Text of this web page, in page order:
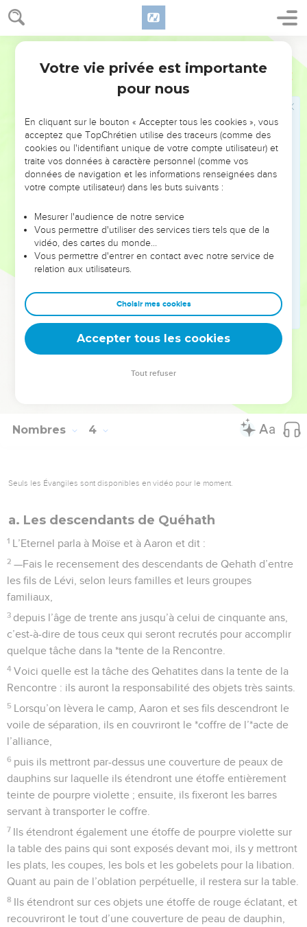
Nombres 3
enregistra les noms était de 22 273.
L’Eternel parla à Moïse et dit :
45
des Israélites, et le bétail des lévites à la place du leur, ainsi
les lévites seront à moi. Je suis l’Eternel.
nombre des lévites,
tu feras payer cinq pièces d’argent par tête au taux du
sicle utilisé au sanctuaire, qui pèse vingt guéras.
Tu donneras l’argent à Aaron et à ses fils comme prix du
rachat de ceux qui sont en surplus par rapport au nombre
des lévites.
Moïse reçut l’argent du rachat pour ceux qui étaient en
excédent sur le nombre des fils aînés rachetés par les
lévites ;
365 sicles au taux du sicle en vigueur au sanctuaire.
Il remit l’argent du rachat à Aaron et à ses fils, selon l’ordre
que l’Eternel lui avait donné.
La Bible Du Semeur Copyright © 1992, 1999 by Biblica, Inc.® Used by permission.
Nombres 4
Seuls les Évangiles sont disponibles en vidéo pour le moment.
a. Les descendants de Quéhath
1 L’Eternel parla à Moïse et à Aaron et dit :
2 —Fais le recensement des descendants de Qehath d’entre
les fils de Lévi, selon leurs familles et leurs groupes
familiaux,
3 depuis l’âge de trente ans jusqu’à celui de cinquante ans,
c’est-à-dire de tous ceux qui seront recrutés pour accomplir
quelque tâche dans la *tente de la Rencontre.
4 Voici quelle est la tâche des Qehatites dans la tente de la
Rencontre : ils auront la responsabilité des objets très saints.
5 Lorsqu’on lèvera le camp, Aaron et ses fils descendront le
voile de séparation, ils en couvriront le *coffre de l’*acte de
l’alliance,
6 puis ils mettront par-dessus une couverture de peaux de
dauphins sur laquelle ils étendront une étoffe entièrement
teinte de pourpre violette ; ensuite, ils fixeront les barres
servant à transporter le coffre.
7 Ils étendront également une étoffe de pourpre violette sur
la table des pains qui sont exposés devant moi, ils y mettront
les plats, les coupes, les bols et les gobelets pour la libation.
Quant au pain de l’oblation perpétuelle, il restera sur la table.
8 Ils étendront sur ces objets une étoffe de rouge éclatant, et
recouvriront le tout d’une couverture de peau de dauphin,
Votre vie privée est importante
pour nous
En cliquant sur le bouton « Accepter tous les cookies », vous
acceptez que TopChrétien utilise des traceurs (comme des
cookies ou l'identifiant unique de votre compte utilisateur) et
traite vos données à caractère personnel (comme vos
données de navigation et les informations renseignées dans
votre compte utilisateur) dans les buts suivants :
Mesurer l'audience de notre service
Vous permettre d'utiliser des services tiers tels que de la
vidéo, des cartes du monde…
Vous permettre d'entrer en contact avec notre service de
relation aux utilisateurs.
Choisir mes cookies
Accepter tous les cookies
Tout refuser